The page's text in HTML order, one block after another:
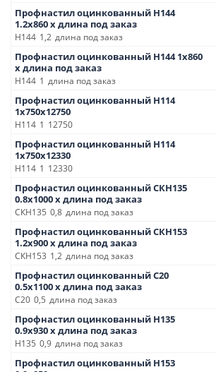
Профнастил оцинкованный Н144
1.2х860 х длина под заказ
Н144 1,2 длина под заказ
Профнастил оцинкованный Н144 1х860
х длина под заказ
Н144 1 длина под заказ
Профнастил оцинкованный Н114
1х750х12750
Н114 1 12750
Профнастил оцинкованный Н114
1х750х12330
Н114 1 12330
Профнастил оцинкованный СКН135
0.8х1000 х длина под заказ
СКН135 0,8 длина под заказ
Профнастил оцинкованный СКН153
1.2х900 х длина под заказ
СКН153 1,2 длина под заказ
Профнастил оцинкованный С20
0.5х1100 х длина под заказ
С20 0,5 длина под заказ
Профнастил оцинкованный Н135
0.9х930 х длина под заказ
Н135 0,9 длина под заказ
Профнастил оцинкованный Н153